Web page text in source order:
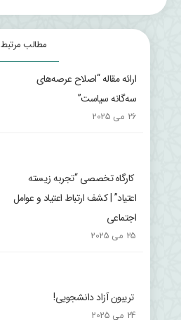
مطالب مرتبط
ارائه مقاله “اصلاح عرصه‌های
سه‌گانه سیاست”
26 می 2025
کارگاه تخصصی “تجربه زیسته
اعتیاد” | کشف ارتباط اعتیاد و عوامل
اجتماعی
25 می 2025
تریبون آزاد دانشجویی!
24 می 2025